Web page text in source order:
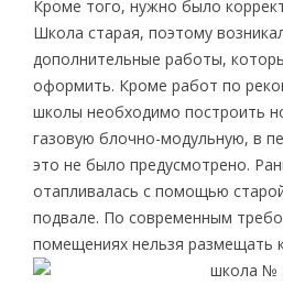
Кроме того, нужно было
Школа старая, поэтому
дополнительные работы,
оформить. Кроме работ по
школы необходимо построить
газовую блочно-модульную, в
это не было предусмотрено.
отапливалась с помощью
подвале. По современным
помещениях нельзя размещать